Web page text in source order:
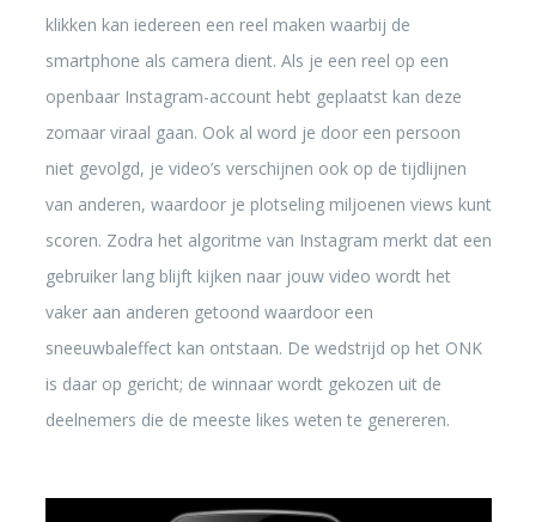
klikken kan iedereen een reel maken waarbij de
smartphone als camera dient. Als je een reel op een
openbaar Instagram-account hebt geplaatst kan deze
zomaar viraal gaan. Ook al word je door een persoon
niet gevolgd, je video’s verschijnen ook op de tijdlijnen
van anderen, waardoor je plotseling miljoenen views kunt
scoren. Zodra het algoritme van Instagram merkt dat een
gebruiker lang blijft kijken naar jouw video wordt het
vaker aan anderen getoond waardoor een
sneeuwbaleffect kan ontstaan. De wedstrijd op het ONK
is daar op gericht; de winnaar wordt gekozen uit de
deelnemers die de meeste likes weten te genereren.